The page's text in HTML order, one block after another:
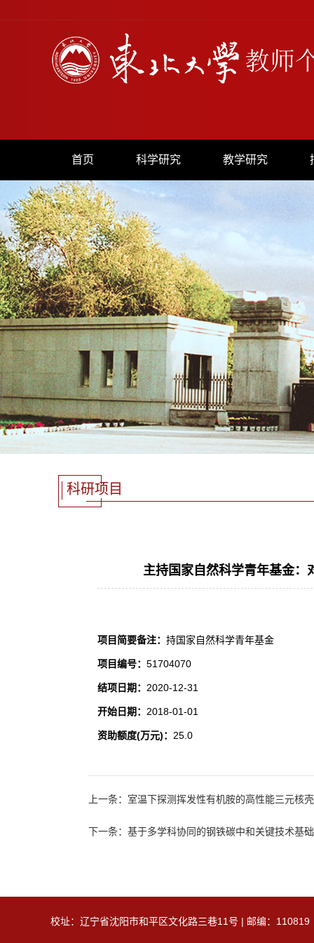
首页 科学研究 教学研究
科研项目
主持国家自然科学青年基金：
项目简要备注： 持国家自然科学青年基金
项目编号： 51704070
结项日期： 2020-12-31
开始日期： 2018-01-01
资助额度(万元)： 25.0
上一条：室温下探测挥发性有机胺的高性能三元核
下一条：基于多学科协同的钢铁碳中和关键技术基
校址：辽宁省沈阳市和平区文化路三巷11号 | 邮编：110819